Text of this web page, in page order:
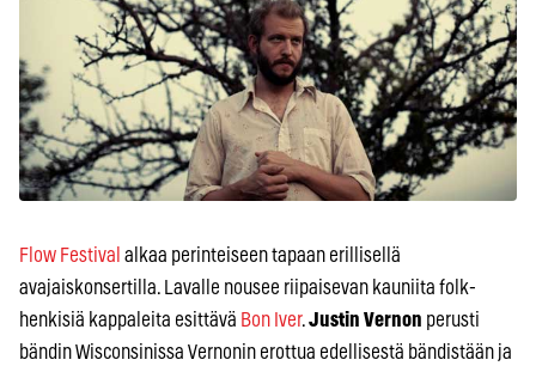
Flow Festival alkaa perinteiseen tapaan erillisellä
avajaiskonsertilla. Lavalle nousee riipaisevan kauniita folk-
henkisiä kappaleita esittävä Bon Iver.Justin Vernon perusti
bändin Wisconsinissa Vernonin erottua edellisestä bändistään ja